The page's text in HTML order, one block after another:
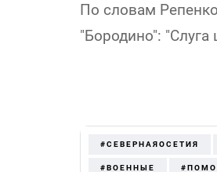
По словам
"Бородино":
#СЕВЕРНАЯОСЕТИЯ
#ВОЕННЫЕ